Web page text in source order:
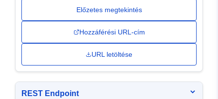
Előzetes megtekintés
Hozzáférési URL-cím
URL letöltése
REST Endpoint